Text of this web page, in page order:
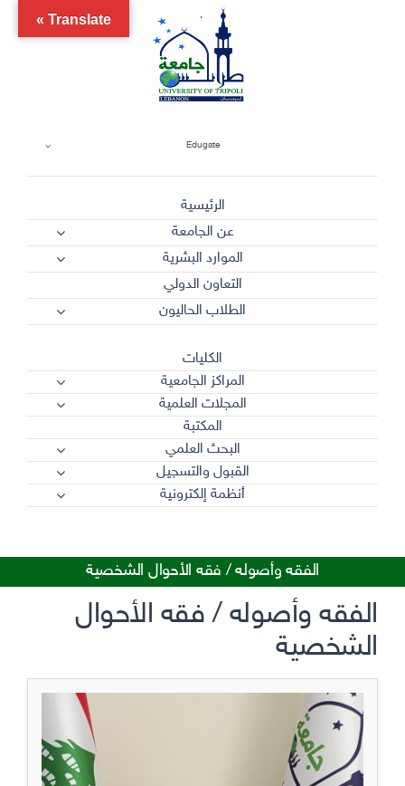
Edugate
الرئيسية
عن الجامعة
الموارد البشرية
التعاون الدولي
الطلاب الحاليون
الكليات
المراكز الجامعية
المجلات العلمية
المكتبة
البحث العلمي
القبول والتسجيل
أنظمة إلكترونية
الفقه وأصوله / فقه الأحوال الشخصية
الفقه وأصوله / فقه الأحوال
الشخصية
Translate »